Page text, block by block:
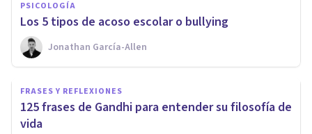
PSICOLOGÍA
​Los 5 tipos de acoso escolar o bullying
Jonathan García-Allen
FRASES Y REFLEXIONES
125 frases de Gandhi para entender su filosofía de
vida